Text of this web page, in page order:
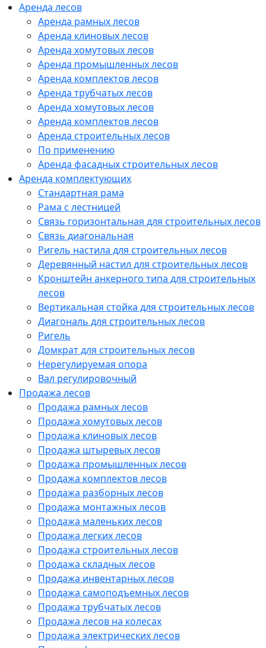
Аренда лесов
Аренда рамных лесов
Аренда клиновых лесов
Аренда хомутовых лесов
Аренда промышленных лесов
Аренда комплектов лесов
Аренда трубчатых лесов
Аренда хомутовых лесов
Аренда комплектов лесов
Аренда строительных лесов
По применению
Аренда фасадных строительных лесов
Аренда комплектующих
Стандартная рама
Рама с лестницей
Связь горизонтальная для строительных лесов
Связь диагональная
Ригель настила для строительных лесов
Деревянный настил для строительных лесов
Кронштейн анкерного типа для строительных
лесов
Вертикальная стойка для строительных лесов
Диагональ для строительных лесов
Ригель
Домкрат для строительных лесов
Нерегулируемая опора
Вал регулировочный
Продажа лесов
Продажа рамных лесов
Продажа хомутовых лесов
Продажа клиновых лесов
Продажа штыревых лесов
Продажа промышленных лесов
Продажа комплектов лесов
Продажа разборных лесов
Продажа монтажных лесов
Продажа маленьких лесов
Продажа легких лесов
Продажа строительных лесов
Продажа складных лесов
Продажа инвентарных лесов
Продажа самоподъемных лесов
Продажа трубчатых лесов
Продажа лесов на колесах
Продажа электрических лесов